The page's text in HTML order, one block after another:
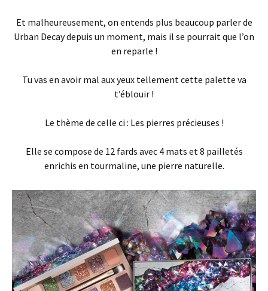
Et malheureusement, on entends plus beaucoup parler de
Urban Decay depuis un moment, mais il se pourrait que l’on
en reparle !
Tu vas en avoir mal aux yeux tellement cette palette va
t’éblouir !
Le thème de celle ci : Les pierres précieuses !
Elle se compose de 12 fards avec 4 mats et 8 pailletés
enrichis en tourmaline, une pierre naturelle.